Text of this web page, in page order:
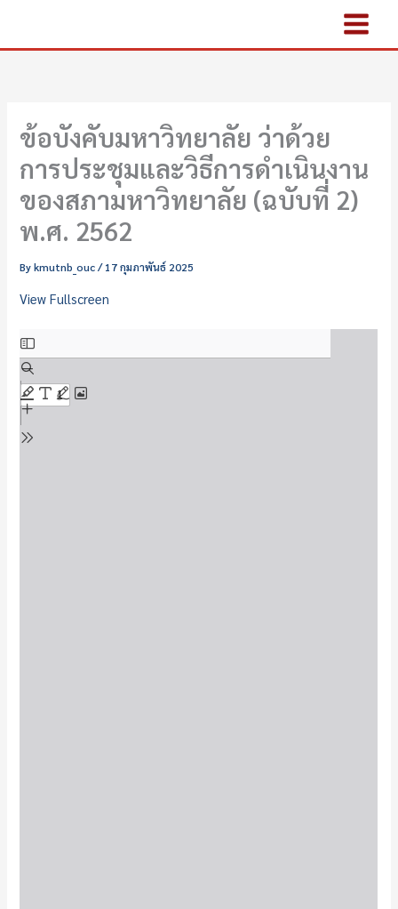
content
ข้อบังคับมหาวิทยาลัย ว่าด้วย
การประชุมและวิธีการดำเนินงาน
ของสภามหาวิทยาลัย (ฉบับที่ 2)
พ.ศ. 2562
Bykmutnb_ouc/17 กุมภาพันธ์ 2025
View Fullscreen
PDF